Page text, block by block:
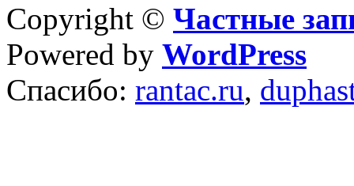
Copyright © Частные
Powered by WordPress
Спасибо: rantac.ru,